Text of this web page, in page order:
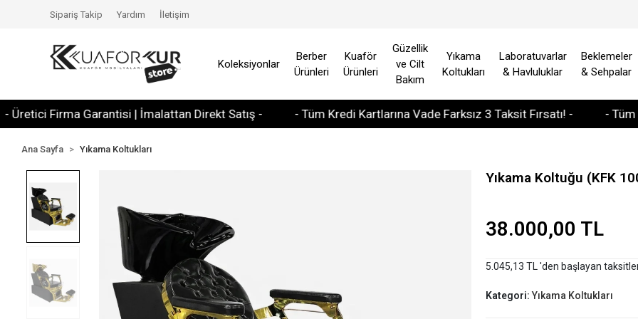
Firma Garantisi | İmalattan Direkt Satış - - Tüm Kredi Kartlarına Vade Farksız 3 Taksit Fırsatı! - - Tüm
Sipariş Takip Yardım İletişim
Koleksiyonlar
Berber
Ürünleri
Kuaför
Ürünleri
Güzellik
ve Cilt
Bakım
Yıkama
Koltukları
Laboratuvarlar
& Havluluklar
Beklemeler
& Sehpalar
Ana Sayfa Yıkama Koltukları
Yıkama Koltuğu (KFK
38.000,00 TL
5.045,13 TL 'den başlayan
Kategori:Yıkama Koltukları